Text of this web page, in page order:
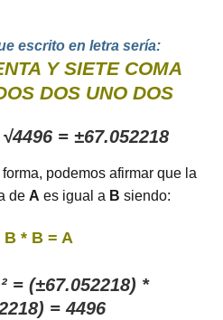
escrito en letra sería:
Y SIETE COMA
DOS UNO DOS
= ±67.052218
podemos afirmar que la
de A es igual a B siendo:
B * B = A
= (±67.052218) *
= 4496